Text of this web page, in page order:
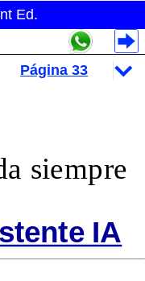
Ed.
siempre
IA